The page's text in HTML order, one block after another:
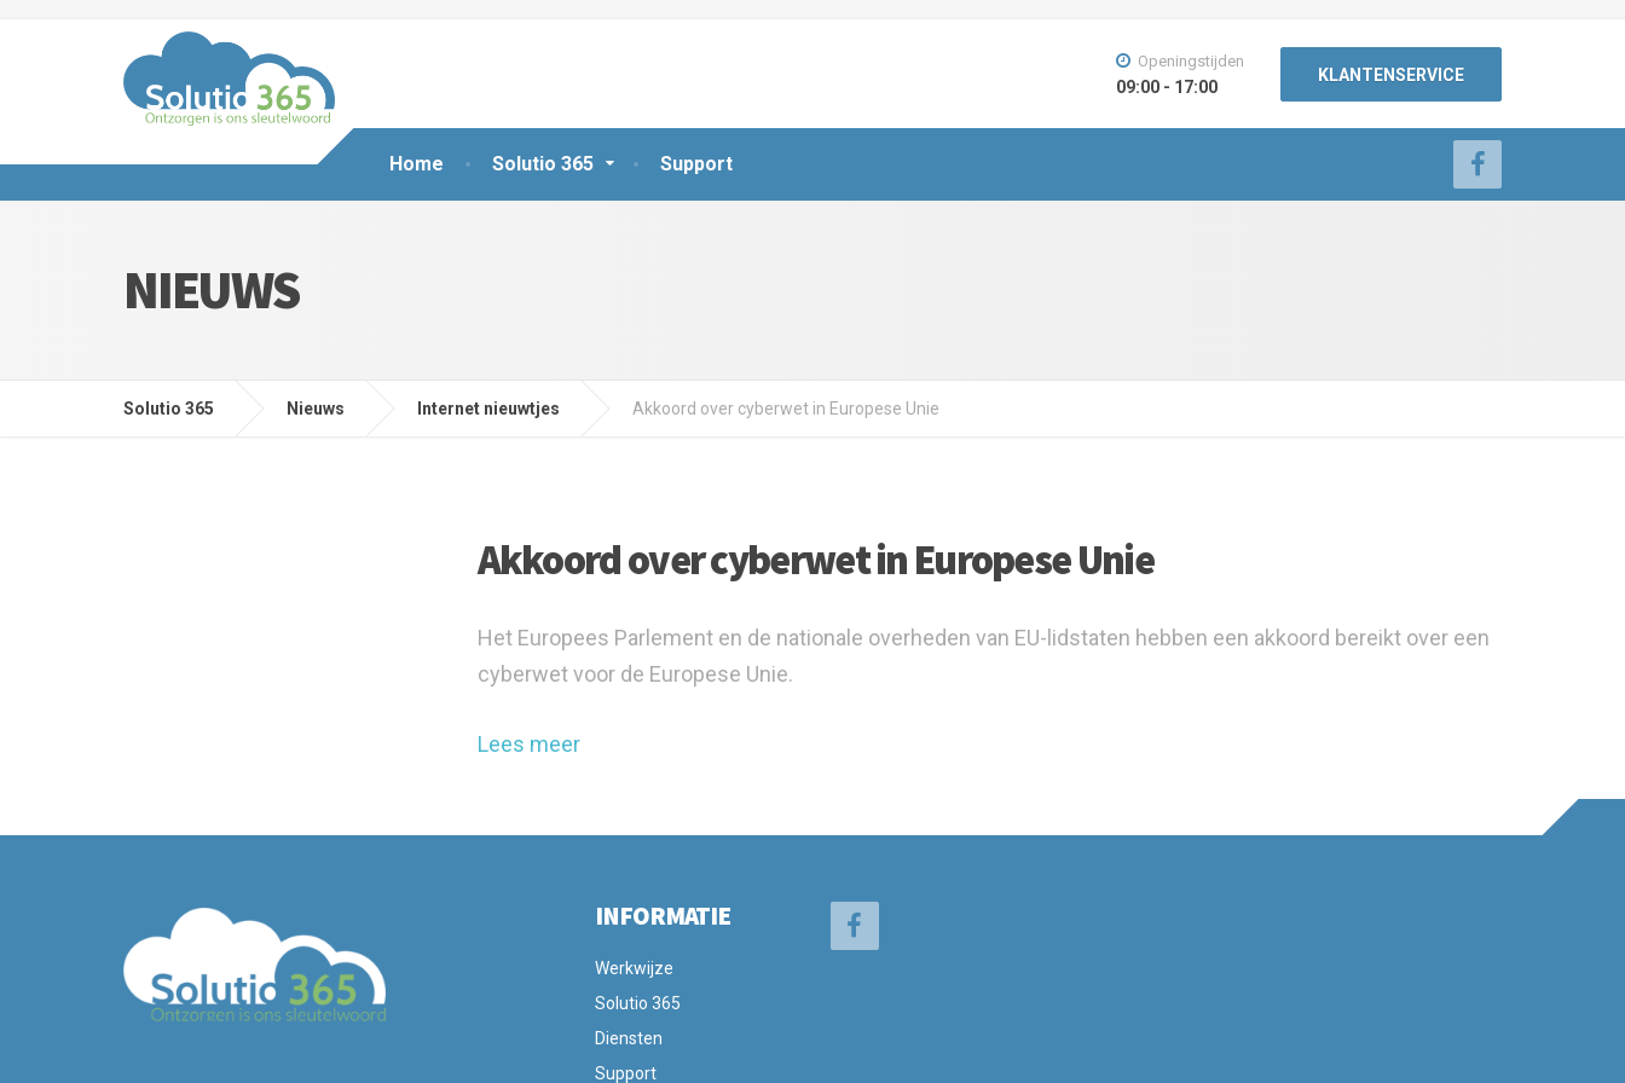
Home Solutio 365 Support
Openingstijden
09:00 - 17:00
KLANTENSERVICE
NIEUWS
Solutio 365 Nieuws Internet nieuwtjes Akkoord over cyberwet in Europese Unie
Akkoord over cyberwet in Europese Unie
Het Europees Parlement en de nationale overheden van EU-lidstaten hebben een akkoord bereikt over een
cyberwet voor de Europese Unie.
Lees meer
INFORMATIE
Werkwijze
Solutio 365
Diensten
Support